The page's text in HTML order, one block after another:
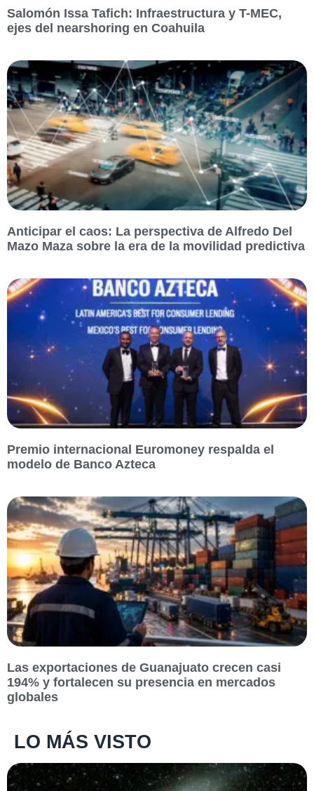
Salomón Issa Tafich: Infraestructura y T-MEC,
ejes del nearshoring en Coahuila
Anticipar el caos: La perspectiva de Alfredo Del
Mazo Maza sobre la era de la movilidad predictiva
Premio internacional Euromoney respalda el
modelo de Banco Azteca
Las exportaciones de Guanajuato crecen casi
194% y fortalecen su presencia en mercados
globales
LO MÁS VISTO